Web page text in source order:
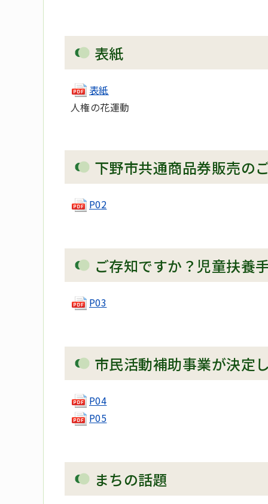
表紙
表紙
人権の花運動
下野市共通商品券販売の
P02
ご存知ですか？児童扶養
P03
市民活動補助事業が決定
P04
P05
まちの話題